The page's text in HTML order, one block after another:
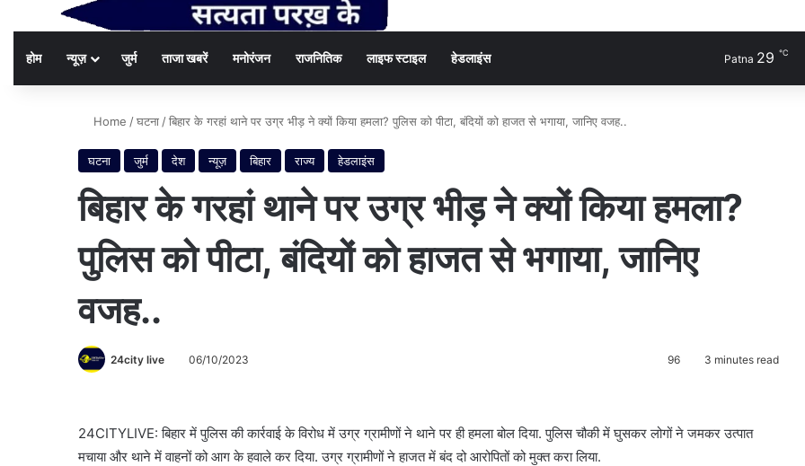
होम न्यूज़ जुर्म ताजा खबरें मनोरंजन राजनितिक लाइफ स्टाइल हेडलाइंस Patna 29 ℃
Home /घटना/बिहार के गरहां थाने पर उग्र भीड़ ने क्यों किया हमला? पुलिस को पीटा, बंदियों को हाजत से भगाया, जानिए वजह..
घटना जुर्म देश न्यूज़ बिहार राज्य हेडलाइंस
बिहार के गरहां थाने पर उग्र भीड़ ने क्यों किया हमला?
पुलिस को पीटा, बंदियों को हाजत से भगाया, जानिए
वजह..
24city live 06/10/2023 96 3 minutes read
24CITYLIVE: बिहार में पुलिस की कार्रवाई के विरोध में उग्र ग्रामीणों ने थाने पर ही हमला बोल दिया. पुलिस चौकी में घुसकर लोगों ने जमकर उत्पात
मचाया और थाने में वाहनों को आग के हवाले कर दिया. उग्र ग्रामीणों ने हाजत में बंद दो आरोपितों को मुक्त करा लिया.